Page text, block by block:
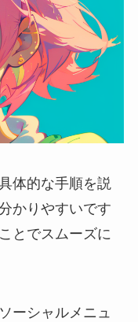
体的な手順を説
かりやすいです
とでスムーズに
ーシャルメニュ